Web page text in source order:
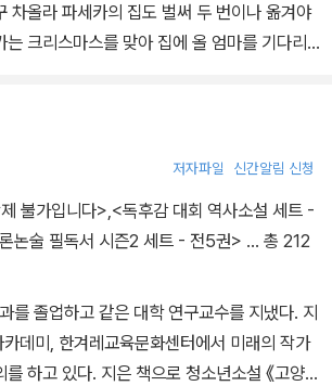
차올라 파세카의 집도 벌써 두 번이나 옮겨야
크리스마스를 맞아 집에 올 엄마를 기다리
저자파일 신간알림 신청
불가입니다>,<독후감 대회 역사소설 세트 -
논술 필독서 시즌2 세트 - 전5권> … 총 212
를 졸업하고 같은 대학 연구교수를 지냈다. 지
데미, 한겨레교육문화센터에서 미래의 작가
하고 있다. 지은 책으로 청소년소설 《고양이